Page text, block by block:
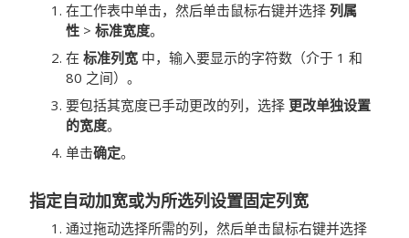
在工作表中单击，然后单击鼠标右键并选择 列属
性 > 标准宽度。
在 标准列宽 中，输入要显示的字符数（介于 1 和
80 之间）。
要包括其宽度已手动更改的列，选择 更改单独设置
的宽度。
单击确定。
指定自动加宽或为所选列设置固定列宽
通过拖动选择所需的列，然后单击鼠标右键并选择